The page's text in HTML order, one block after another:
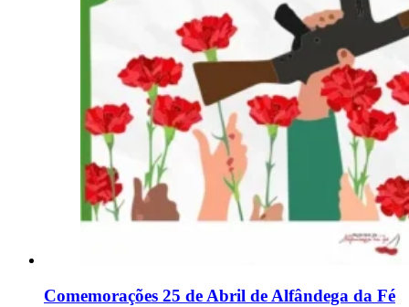
Comemorações 25 de Abril de Alfândega da Fé